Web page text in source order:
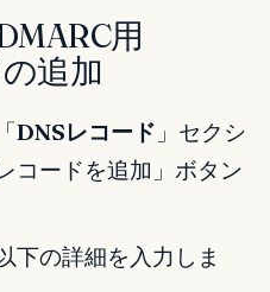
用
追加
DNSレコード 」セクシ
コードを追加」ボタン
下の詳細を入力しま